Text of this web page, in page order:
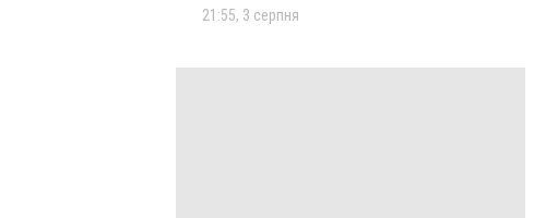
21:55, 3 серпня